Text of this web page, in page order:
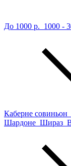
До 1000 р. 1000 -
Каберне совиньон
Шардоне Шираз